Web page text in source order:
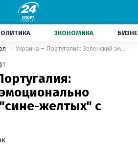
ЭКОНОМИКА
Украина – Португалия: Зеленский эмоционально поздравил "сине-желтых" с победой
1
желтых" с